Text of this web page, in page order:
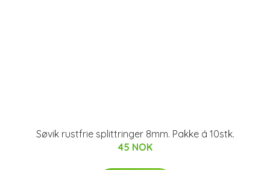
Søvik rustfrie splittringer 8mm. Pakke á 10stk.
45 NOK